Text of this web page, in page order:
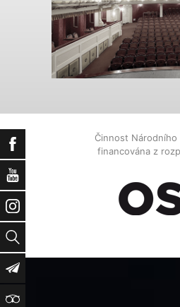
Facebook
YouTube
Instagram
Vyhledat
Newsletter
TripAdvisor
Činnost
financována z